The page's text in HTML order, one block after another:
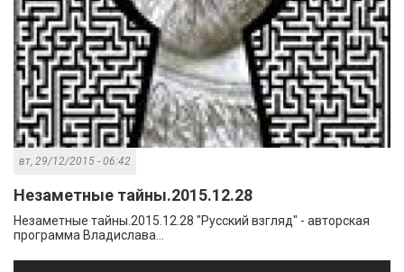
вт, 29/12/2015 - 06:42
Незаметные тайны.2015.12.28
Незаметные тайны.2015.12.28 "Русский взгляд" - авторская
программа Владислава...